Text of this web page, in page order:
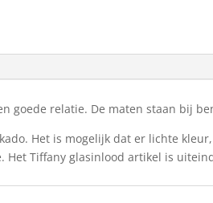
goede relatie. De maten staan bij
Het is mogelijk dat er lichte
Tiffany glasinlood artikel is